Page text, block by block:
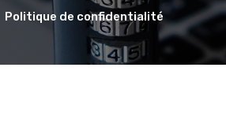
Politique de confidentialité